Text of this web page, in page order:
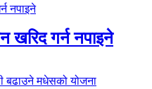
खरिद गर्न नपाइने